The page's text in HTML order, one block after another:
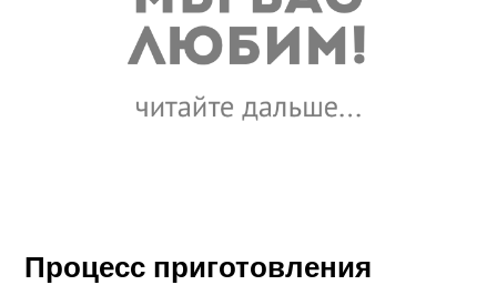
Процесс приготовления